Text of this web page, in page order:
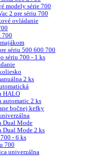
modely série 700
2 pre sériu 700
ovládanie
700
sériu 500 600 700
sériu 700 - 1 ks
2 ks
HALO
automatic 2 ks
bočnej kefky
Dual Mode
Dual Mode 2 ks
- 6 ks
700
univerzálna